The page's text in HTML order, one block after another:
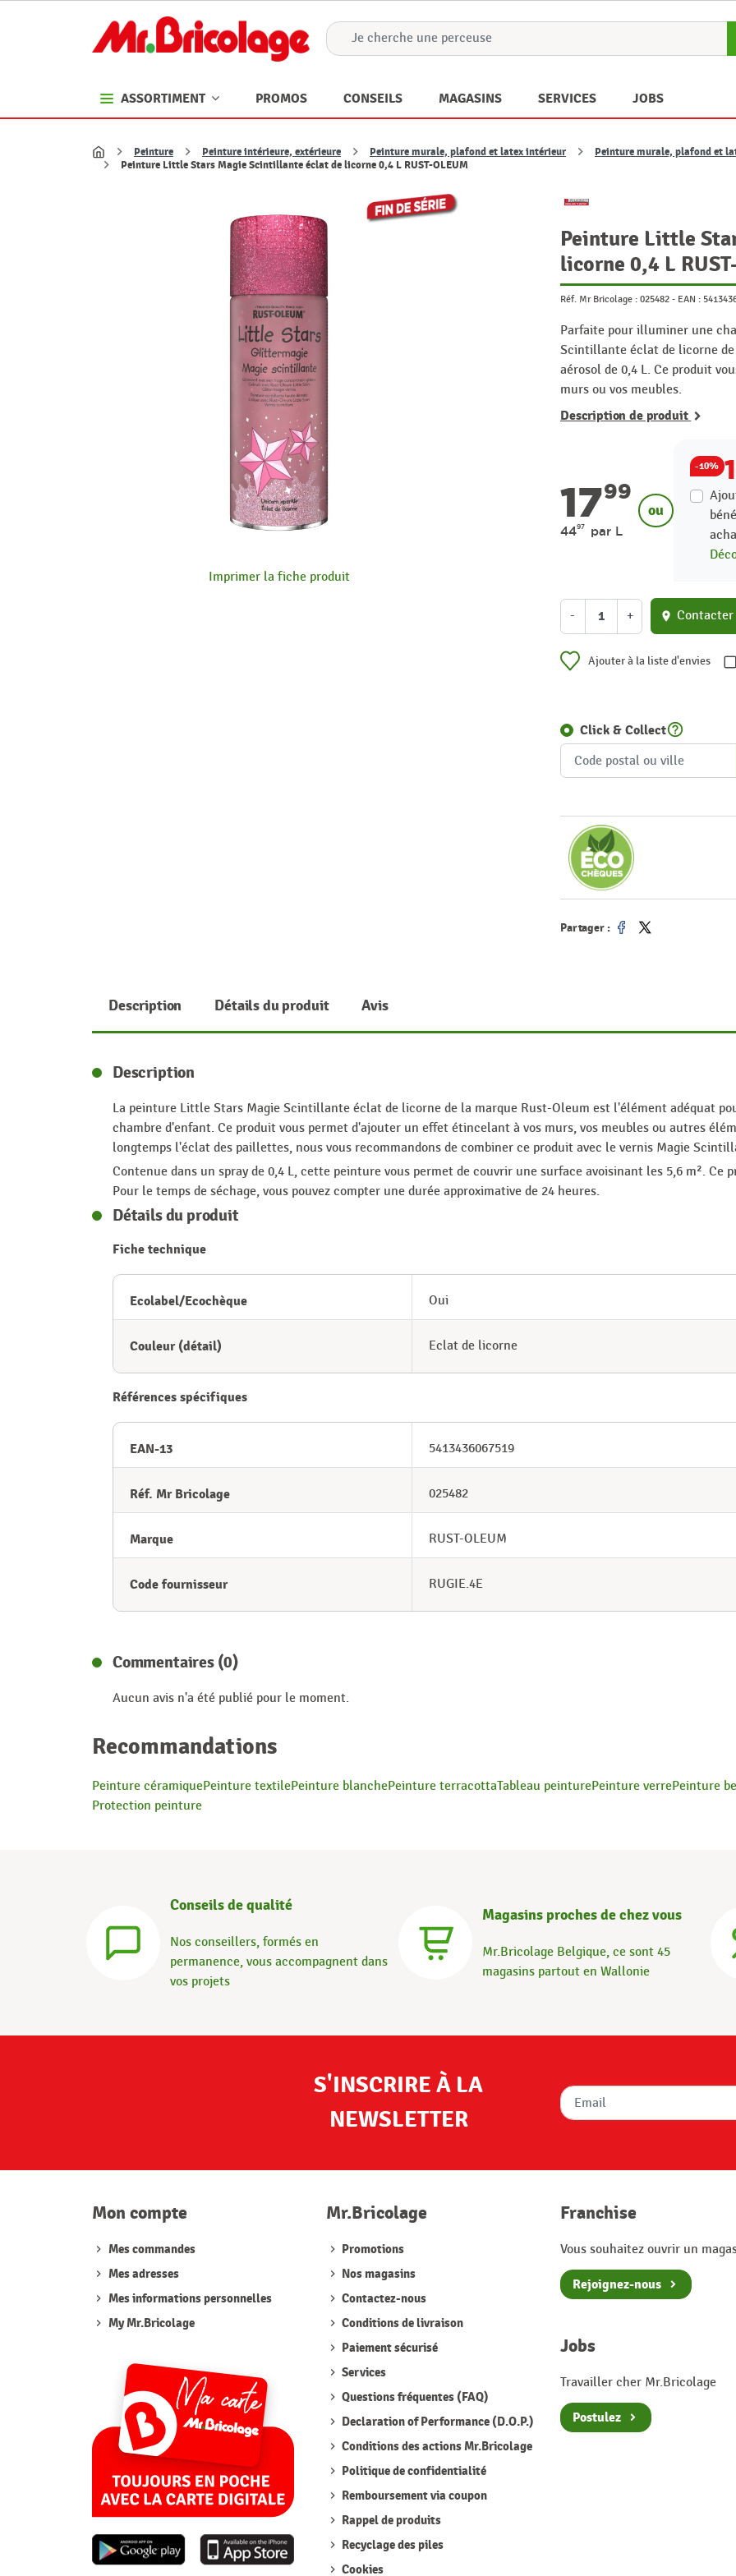
ASSORTIMENT PROMOS CONSEILS MAGASINS SERVICES JOBS
Accueil
Peinture Peinture intérieure, extérieure Peinture murale, plafond et latex intérieur
Peinture murale, plafond et
Peinture Little Stars Magie Scintillante éclat de licorne 0,4 L RUST-OLEUM
Imprimer la fiche produit
Peinture Little
licorne 0,4 L
Réf. Mr Bricolage : 025482 - EAN :
Parfaite pour illuminer une
Scintillante éclat de licorne
aérosol de 0,4 L. Ce produit
murs ou vos meubles.
Description de produit
1799
4497 par L
ou
-10%
- + location_on Contacter
Ajouter à la liste d'envies
Click & Collecthelp_outline
Partager :
Description Détails du produit Avis
Description
La peinture Little Stars Magie Scintillante éclat de licorne de la marque Rust-Oleum est l'élément adéquat
chambre d'enfant. Ce produit vous permet d'ajouter un effet étincelant à vos murs, vos meubles ou autres
longtemps l'éclat des paillettes, nous vous recommandons de combiner ce produit avec le vernis Magie
Contenue dans un spray de 0,4 L, cette peinture vous permet de couvrir une surface avoisinant les 5,6 m². Ce
Pour le temps de séchage, vous pouvez compter une durée approximative de 24 heures.
Détails du produit
Fiche technique
Ecolabel/Ecochèque Oui
Couleur (détail) Eclat de licorne
Références spécifiques
EAN-13 5413436067519
Réf. Mr Bricolage 025482
Marque RUST-OLEUM
Code fournisseur RUGIE.4E
Commentaires (0)
Aucun avis n'a été publié pour le moment.
Recommandations
Peinture céramiquePeinture textilePeinture blanchePeinture terracottaTableau peinturePeinture verrePeinture
Protection peinture
Conseils de qualité
Nos conseillers, formés en
permanence, vous accompagnent dans
vos projets
Magasins proches de chez vous
Mr.Bricolage Belgique, ce sont 45
magasins partout en Wallonie
S'INSCRIRE À LA
NEWSLETTER
Mon compte
Mes commandes
Mes adresses
Mes informations personnelles
My Mr.Bricolage
Mr.Bricolage
Promotions
Nos magasins
Contactez-nous
Conditions de livraison
Paiement sécurisé
Services
Questions fréquentes (FAQ)
Declaration of Performance (D.O.P.)
Conditions des actions Mr.Bricolage
Politique de confidentialité
Remboursement via coupon
Rappel de produits
Recyclage des piles
Cookies
Franchise
Vous souhaitez ouvrir un
Rejoignez-nous
Jobs
Travailler cher Mr.Bricolage
Postulez